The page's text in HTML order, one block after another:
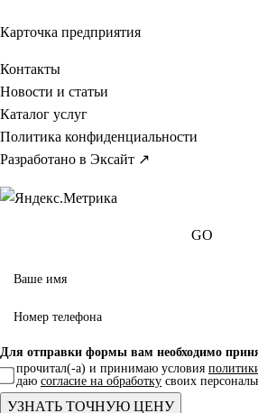
Карточка предприятия
Контакты
Новости и статьи
Каталог услуг
Политика конфиденциальности
Разработано в Эксайт ↗
GO
Для отправки формы вам необходимо
прочитал(-а) и принимаю условия
даю согласие на обработку своих